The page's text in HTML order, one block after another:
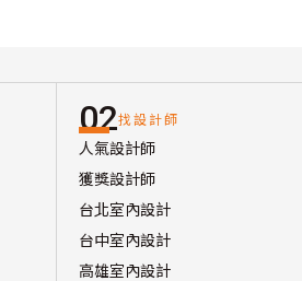
02找設計師
人氣設計師
獲獎設計師
台北室內設計
台中室內設計
高雄室內設計